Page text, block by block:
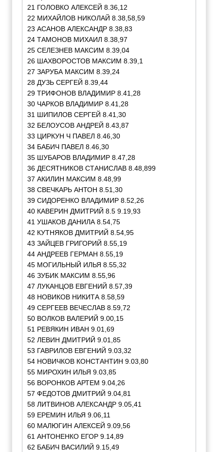
21 ГОЛОВКО АЛЕКСЕЙ 8.36,12
22 МИХАЙЛОВ НИКОЛАЙ 8.38,58,59
23 АСАНОВ АЛЕКСАНДР 8.38,83
24 ТАМОНОВ МИХАИЛ 8.38,97
25 СЕЛЕЗНЕВ МАКСИМ 8.39,04
26 ШАХВОРОСТОВ МАКСИМ 8.39,1
27 ЗАРУБА МАКСИМ 8.39,24
28 ДУЗЬ СЕРГЕЙ 8.39,44
29 ТРИФОНОВ ВЛАДИМИР 8.41,28
30 ЧАРКОВ ВЛАДИМИР 8.41,28
31 ШИПИЛОВ СЕРГЕЙ 8.41,30
32 БЕЛОУСОВ АНДРЕЙ 8.43,87
33 ЦИРКУН Ч ПАВЕЛ 8.46,30
34 БАБИЧ ПАВЕЛ 8.46,30
35 ШУБАРОВ ВЛАДИМИР 8.47,28
36 ДЕСЯТНИКОВ СТАНИСЛАВ 8.48,899
37 АКИЛИН МАКСИМ 8.48,99
38 СВЕЧКАРЬ АНТОН 8.51,30
39 СИДОРЕНКО ВЛАДИМИР 8.52,26
40 КАВЕРИН ДМИТРИЙ 8.5 9.19,93
41 УШАКОВ ДАНИЛА 8.54,75
42 КУТНЯКОВ ДМИТРИЙ 8.54,95
43 ЗАЙЦЕВ ГРИГОРИЙ 8.55,19
44 АНДРЕЕВ ГЕРМАН 8.55,19
45 МОГИЛЬНЫЙ ИЛЬЯ 8.55,32
46 ЗУБИК МАКСИМ 8.55,96
47 ЛУКАНЦОВ ЕВГЕНИЙ 8.57,39
48 НОВИКОВ НИКИТА 8.58,59
49 СЕРГЕЕВ ВЕЧЕСЛАВ 8.59,72
50 ВОЛКОВ ВАЛЕРИЙ 9.00,15
51 РЕВЯКИН ИВАН 9.01,69
52 ЛЕВИН ДМИТРИЙ 9.01,85
53 ГАВРИЛОВ ЕВГЕНИЙ 9.03,32
54 НОВИЧКОВ КОНСТАНТИН 9.03,80
55 МИРОХИН ИЛЬЯ 9.03,85
56 ВОРОНКОВ АРТЕМ 9.04,26
57 ФЕДОТОВ ДМИТРИЙ 9.04,81
58 ЛИТВИНОВ АЛЕКСАНДР 9.05,41
59 ЕРЕМИН ИЛЬЯ 9.06,11
60 МАЛЮГИН АЛЕКСЕЙ 9.09,56
61 АНТОНЕНКО ЕГОР 9.14,89
62 БАБИЧ ВАСИЛИЙ 9.15,49